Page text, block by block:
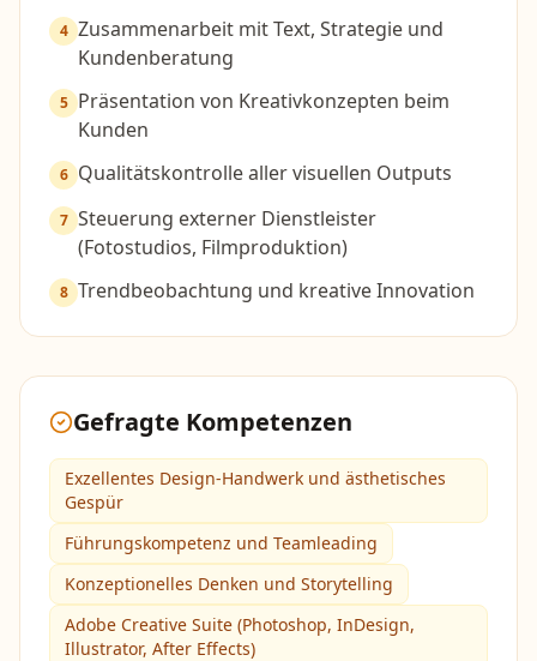
4 Zusammenarbeit mit Text, Strategie und
Kundenberatung
5 Präsentation von Kreativkonzepten beim
Kunden
6 Qualitätskontrolle aller visuellen Outputs
7 Steuerung externer Dienstleister
(Fotostudios, Filmproduktion)
8 Trendbeobachtung und kreative Innovation
Gefragte Kompetenzen
Exzellentes Design-Handwerk und ästhetisches
Gespür
Führungskompetenz und Teamleading
Konzeptionelles Denken und Storytelling
Adobe Creative Suite (Photoshop, InDesign,
Illustrator, After Effects)